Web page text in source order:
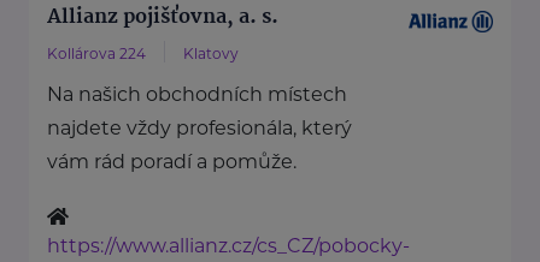
Allianz pojišťovna, a. s.
Kollárova 224 Klatovy
Na našich obchodních místech
najdete vždy profesionála, který
vám rád poradí a pomůže.
https://www.allianz.cz/cs_CZ/pobocky-